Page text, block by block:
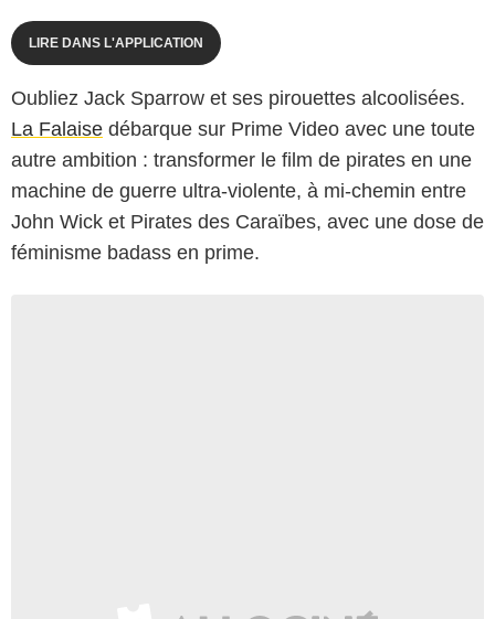
LIRE DANS L'APPLICATION
Oubliez Jack Sparrow et ses pirouettes alcoolisées.
La Falaise débarque sur Prime Video avec une toute
autre ambition : transformer le film de pirates en une
machine de guerre ultra-violente, à mi-chemin entre
John Wick et Pirates des Caraïbes, avec une dose de
féminisme badass en prime.